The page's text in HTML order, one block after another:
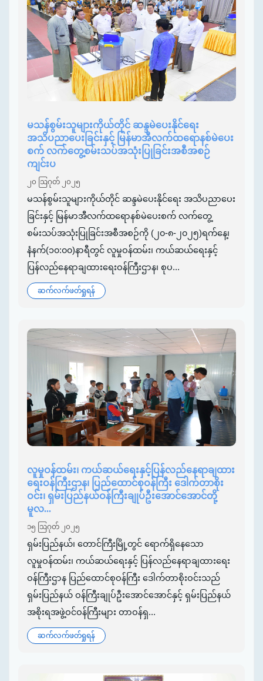
မသန်စွမ်းသူများကိုယ်တိုင် ဆန္ဒမဲပေးနိုင်ရေး
အသိပညာပေးခြင်းနှင့် မြန်မာအီလက်ထရောနစ်မဲပေး
စက် လက်တွေ့စမ်းသပ်အသုံးပြုခြင်းအစီအစဉ်
ကျင်းပ
၂၀ ဩဂုတ် ၂၀၂၅
မသန်စွမ်းသူများကိုယ်တိုင် ဆန္ဒမဲပေးနိုင်ရေး အသိပညာပေး
ခြင်းနှင့် မြန်မာအီလက်ထရောနစ်မဲပေးစက် လက်တွေ့
စမ်းသပ်အသုံးပြုခြင်းအစီအစဉ်ကို (၂၀-၈-၂၀၂၅)ရက်နေ့၊
နံနက်(၁၀:၀၀)နာရီတွင် လူမှုဝန်ထမ်း၊ ကယ်ဆယ်ရေးနှင့်
ပြန်လည်နေရာချထားရေးဝန်ကြီးဌာန၊ စုပ...
ဆက်လက်ဖတ်ရှုရန်
လူမှုဝန်ထမ်း၊ ကယ်ဆယ်ရေးနှင့်ပြန်လည်နေရာချထား
ရေးဝန်ကြီးဌာန၊ ပြည်ထောင်စုဝန်ကြီး ဒေါက်တာစိုး
ဝင်း၊ ရှမ်းပြည်နယ်ဝန်ကြီးချုပ်ဦးအောင်အောင်တို့
မူလ...
၁၅ ဩဂုတ် ၂၀၂၅
ရှမ်းပြည်နယ်၊ တောင်ကြီးမြို့တွင် ရောက်ရှိနေသော
လူမှုဝန်ထမ်း၊ ကယ်ဆယ်ရေးနှင့် ပြန်လည်နေရာချထားရေး
ဝန်ကြီးဌာန ပြည်ထောင်စုဝန်ကြီး ဒေါက်တာစိုးဝင်းသည်
ရှမ်းပြည်နယ် ဝန်ကြီးချုပ်ဦးအောင်အောင်နှင့် ရှမ်းပြည်နယ်
အစိုးရအဖွဲ့ဝင်ဝန်ကြီးများ တာဝန်ရှ...
ဆက်လက်ဖတ်ရှုရန်